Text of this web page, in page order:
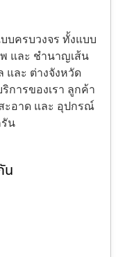
บครบวงจร ทั้งแบบ
และ ชำนาญเส้น
ละ ต่างจังหวัด
การของเรา ลูกค้า
ะอาด และ อุปกรณ์
น
น